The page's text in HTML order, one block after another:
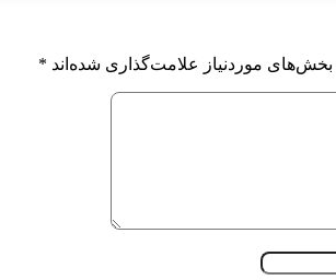
بخش‌های موردنیاز علامت‌گذاری شده‌اند *